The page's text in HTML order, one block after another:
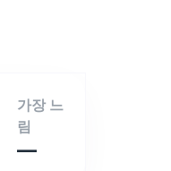
가장 느
림
—